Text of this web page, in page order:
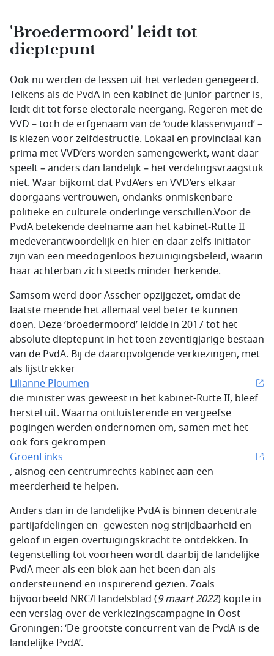
'Broedermoord' leidt tot
dieptepunt
Ook nu werden de lessen uit het verleden genegeerd.
Telkens als de PvdA in een kabinet de junior-partner is,
leidt dit tot forse electorale neergang. Regeren met de
VVD – toch de erfgenaam van de ‘oude klassenvijand’ –
is kiezen voor zelfdestructie. Lokaal en provinciaal kan
prima met VVD’ers worden samengewerkt, want daar
speelt – anders dan landelijk – het verdelingsvraagstuk
niet. Waar bijkomt dat PvdA’ers en VVD’ers elkaar
doorgaans vertrouwen, ondanks onmiskenbare
politieke en culturele onderlinge verschillen.Voor de
PvdA betekende deelname aan het kabinet-Rutte II
medeverantwoordelijk en hier en daar zelfs initiator
zijn van een meedogenloos bezuinigingsbeleid, waarin
haar achterban zich steeds minder herkende.
Samsom werd door Asscher opzijgezet, omdat de
laatste meende het allemaal veel beter te kunnen
doen. Deze ‘broedermoord’ leidde in 2017 tot het
absolute dieptepunt in het toen zeventigjarige bestaan
van de PvdA. Bij de daaropvolgende verkiezingen, met
als lijsttrekker
Lilianne Ploumen
die minister was geweest in het kabinet-Rutte II, bleef
herstel uit. Waarna ontluisterende en vergeefse
pogingen werden ondernomen om, samen met het
ook fors gekrompen
GroenLinks
, alsnog een centrumrechts kabinet aan een
meerderheid te helpen.
Anders dan in de landelijke PvdA is binnen decentrale
partijafdelingen en -gewesten nog strijdbaarheid en
geloof in eigen overtuigingskracht te ontdekken. In
tegenstelling tot voorheen wordt daarbij de landelijke
PvdA meer als een blok aan het been dan als
ondersteunend en inspirerend gezien. Zoals
bijvoorbeeld NRC/Handelsblad (9 maart 2022) kopte in
een verslag over de verkiezingscampagne in Oost-
Groningen: ‘De grootste concurrent van de PvdA is de
landelijke PvdA’.